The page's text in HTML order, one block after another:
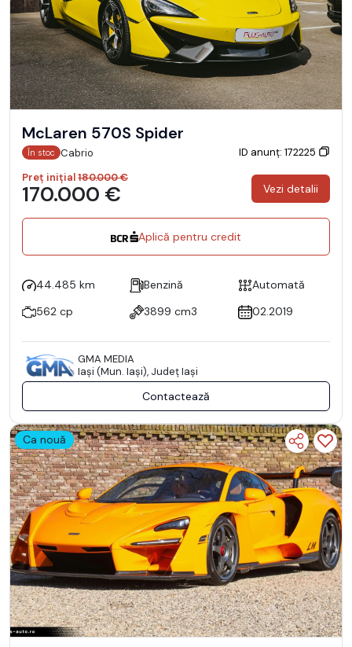
McLaren 570S Spider
În stoc Cabrio
ID anunț: 172225
Preț inițial180.000 €
170.000 € Vezi detalii
Aplică pentru credit
44.485 km Benzină
Automată
562 cp
3899 cm3 02.2019
GMA MEDIA
Iaşi (Mun. Iaşi), Județ Iaşi
Contactează
Ca nouă